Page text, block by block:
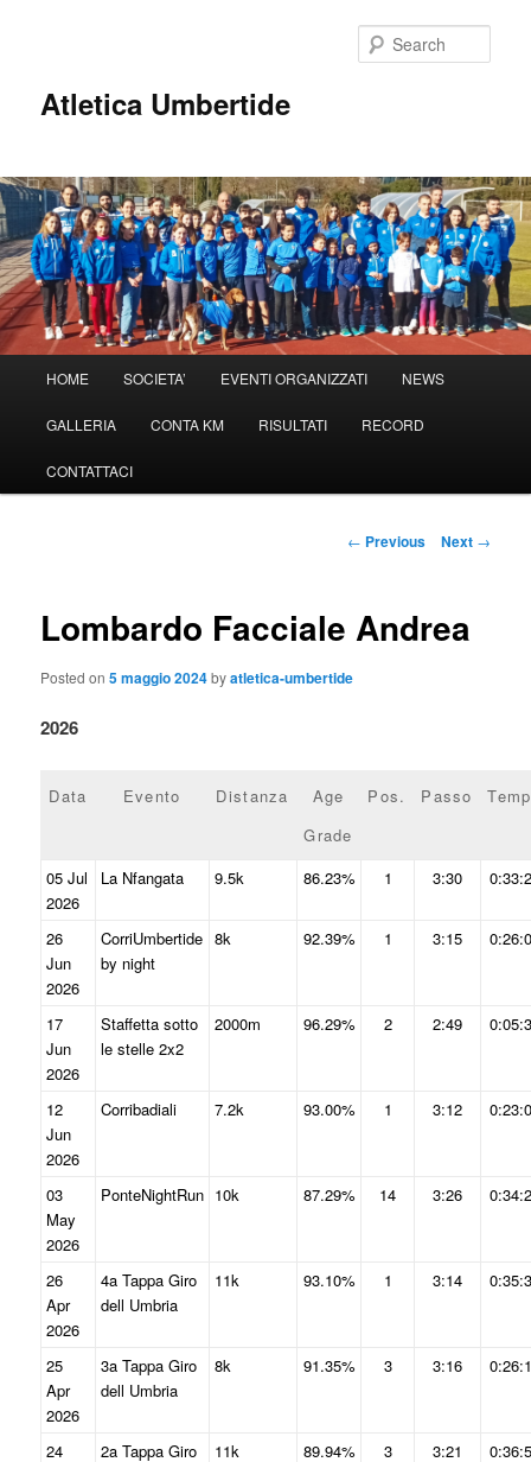
Atletica Umbertide
Skip
to
primary
HOME SOCIETA’ EVENTI ORGANIZZATI NEWS
GALLERIA CONTA KM RISULTATI RECORD
CONTATTACI
Post
← Previous Next →
Lombardo Facciale Andrea
Posted on5 maggio 2024byatletica-umbertide
2026
Data Evento Distanza
Age
Grade
Pos. Passo
05 Jul
2026
La Nfangata 9.5k 86.23% 1 3:30
26
Jun
2026
CorriUmbertide
by night
8k 92.39% 1 3:15
17
Jun
2026
Staffetta sotto
le stelle 2x2
2000m 96.29% 2 2:49
12
Jun
2026
Corribadiali 7.2k 93.00% 1 3:12
03
May
2026
PonteNightRun 10k 87.29% 14 3:26
26
Apr
2026
4a Tappa Giro
dell Umbria
11k 93.10% 1 3:14
25
Apr
2026
3a Tappa Giro
dell Umbria
8k 91.35% 3 3:16
24
2a Tappa Giro
11k 89.94% 3 3:21